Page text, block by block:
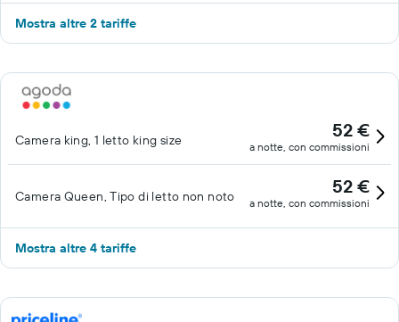
Mostra altre 2 tariffe
Camera king, 1 letto king size 52 €
a notte, con commissioni
Camera Queen, Tipo di letto non noto 52 €
a notte, con commissioni
Mostra altre 4 tariffe